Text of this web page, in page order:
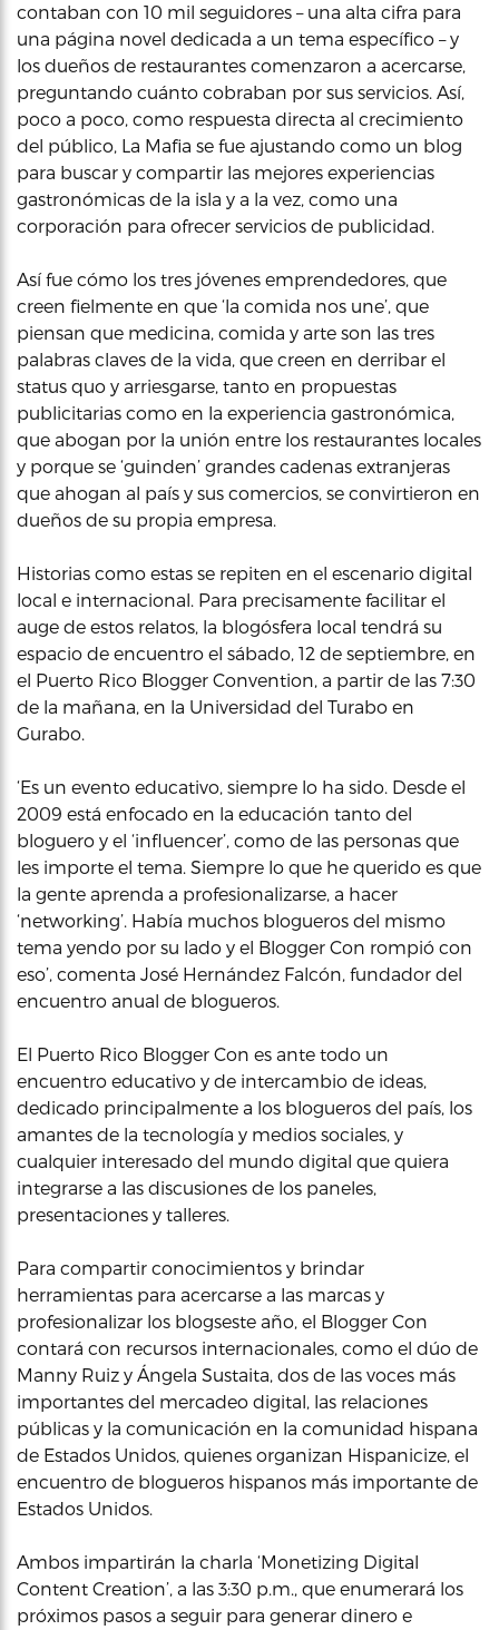
contaban con 10 mil seguidores – una alta cifra para
una página novel dedicada a un tema específico – y
los dueños de restaurantes comenzaron a acercarse,
preguntando cuánto cobraban por sus servicios. Así,
poco a poco, como respuesta directa al crecimiento
del público, La Mafia se fue ajustando como un blog
para buscar y compartir las mejores experiencias
gastronómicas de la isla y a la vez, como una
corporación para ofrecer servicios de publicidad.
Así fue cómo los tres jóvenes emprendedores, que
creen fielmente en que ‘la comida nos une’, que
piensan que medicina, comida y arte son las tres
palabras claves de la vida, que creen en derribar el
status quo y arriesgarse, tanto en propuestas
publicitarias como en la experiencia gastronómica,
que abogan por la unión entre los restaurantes locales
y porque se ‘guinden’ grandes cadenas extranjeras
que ahogan al país y sus comercios, se convirtieron en
dueños de su propia empresa.
Historias como estas se repiten en el escenario digital
local e internacional. Para precisamente facilitar el
auge de estos relatos, la blogósfera local tendrá su
espacio de encuentro el sábado, 12 de septiembre, en
el Puerto Rico Blogger Convention, a partir de las 7:30
de la mañana, en la Universidad del Turabo en
Gurabo.
‘Es un evento educativo, siempre lo ha sido. Desde el
2009 está enfocado en la educación tanto del
bloguero y el ‘influencer’, como de las personas que
les importe el tema. Siempre lo que he querido es que
la gente aprenda a profesionalizarse, a hacer
‘networking’. Había muchos blogueros del mismo
tema yendo por su lado y el Blogger Con rompió con
eso’, comenta José Hernández Falcón, fundador del
encuentro anual de blogueros.
El Puerto Rico Blogger Con es ante todo un
encuentro educativo y de intercambio de ideas,
dedicado principalmente a los blogueros del país, los
amantes de la tecnología y medios sociales, y
cualquier interesado del mundo digital que quiera
integrarse a las discusiones de los paneles,
presentaciones y talleres.
Para compartir conocimientos y brindar
herramientas para acercarse a las marcas y
profesionalizar los blogseste año, el Blogger Con
contará con recursos internacionales, como el dúo de
Manny Ruiz y Ángela Sustaita, dos de las voces más
importantes del mercadeo digital, las relaciones
públicas y la comunicación en la comunidad hispana
de Estados Unidos, quienes organizan Hispanicize, el
encuentro de blogueros hispanos más importante de
Estados Unidos.
Ambos impartirán la charla ‘Monetizing Digital
Content Creation’, a las 3:30 p.m., que enumerará los
próximos pasos a seguir para generar dinero e